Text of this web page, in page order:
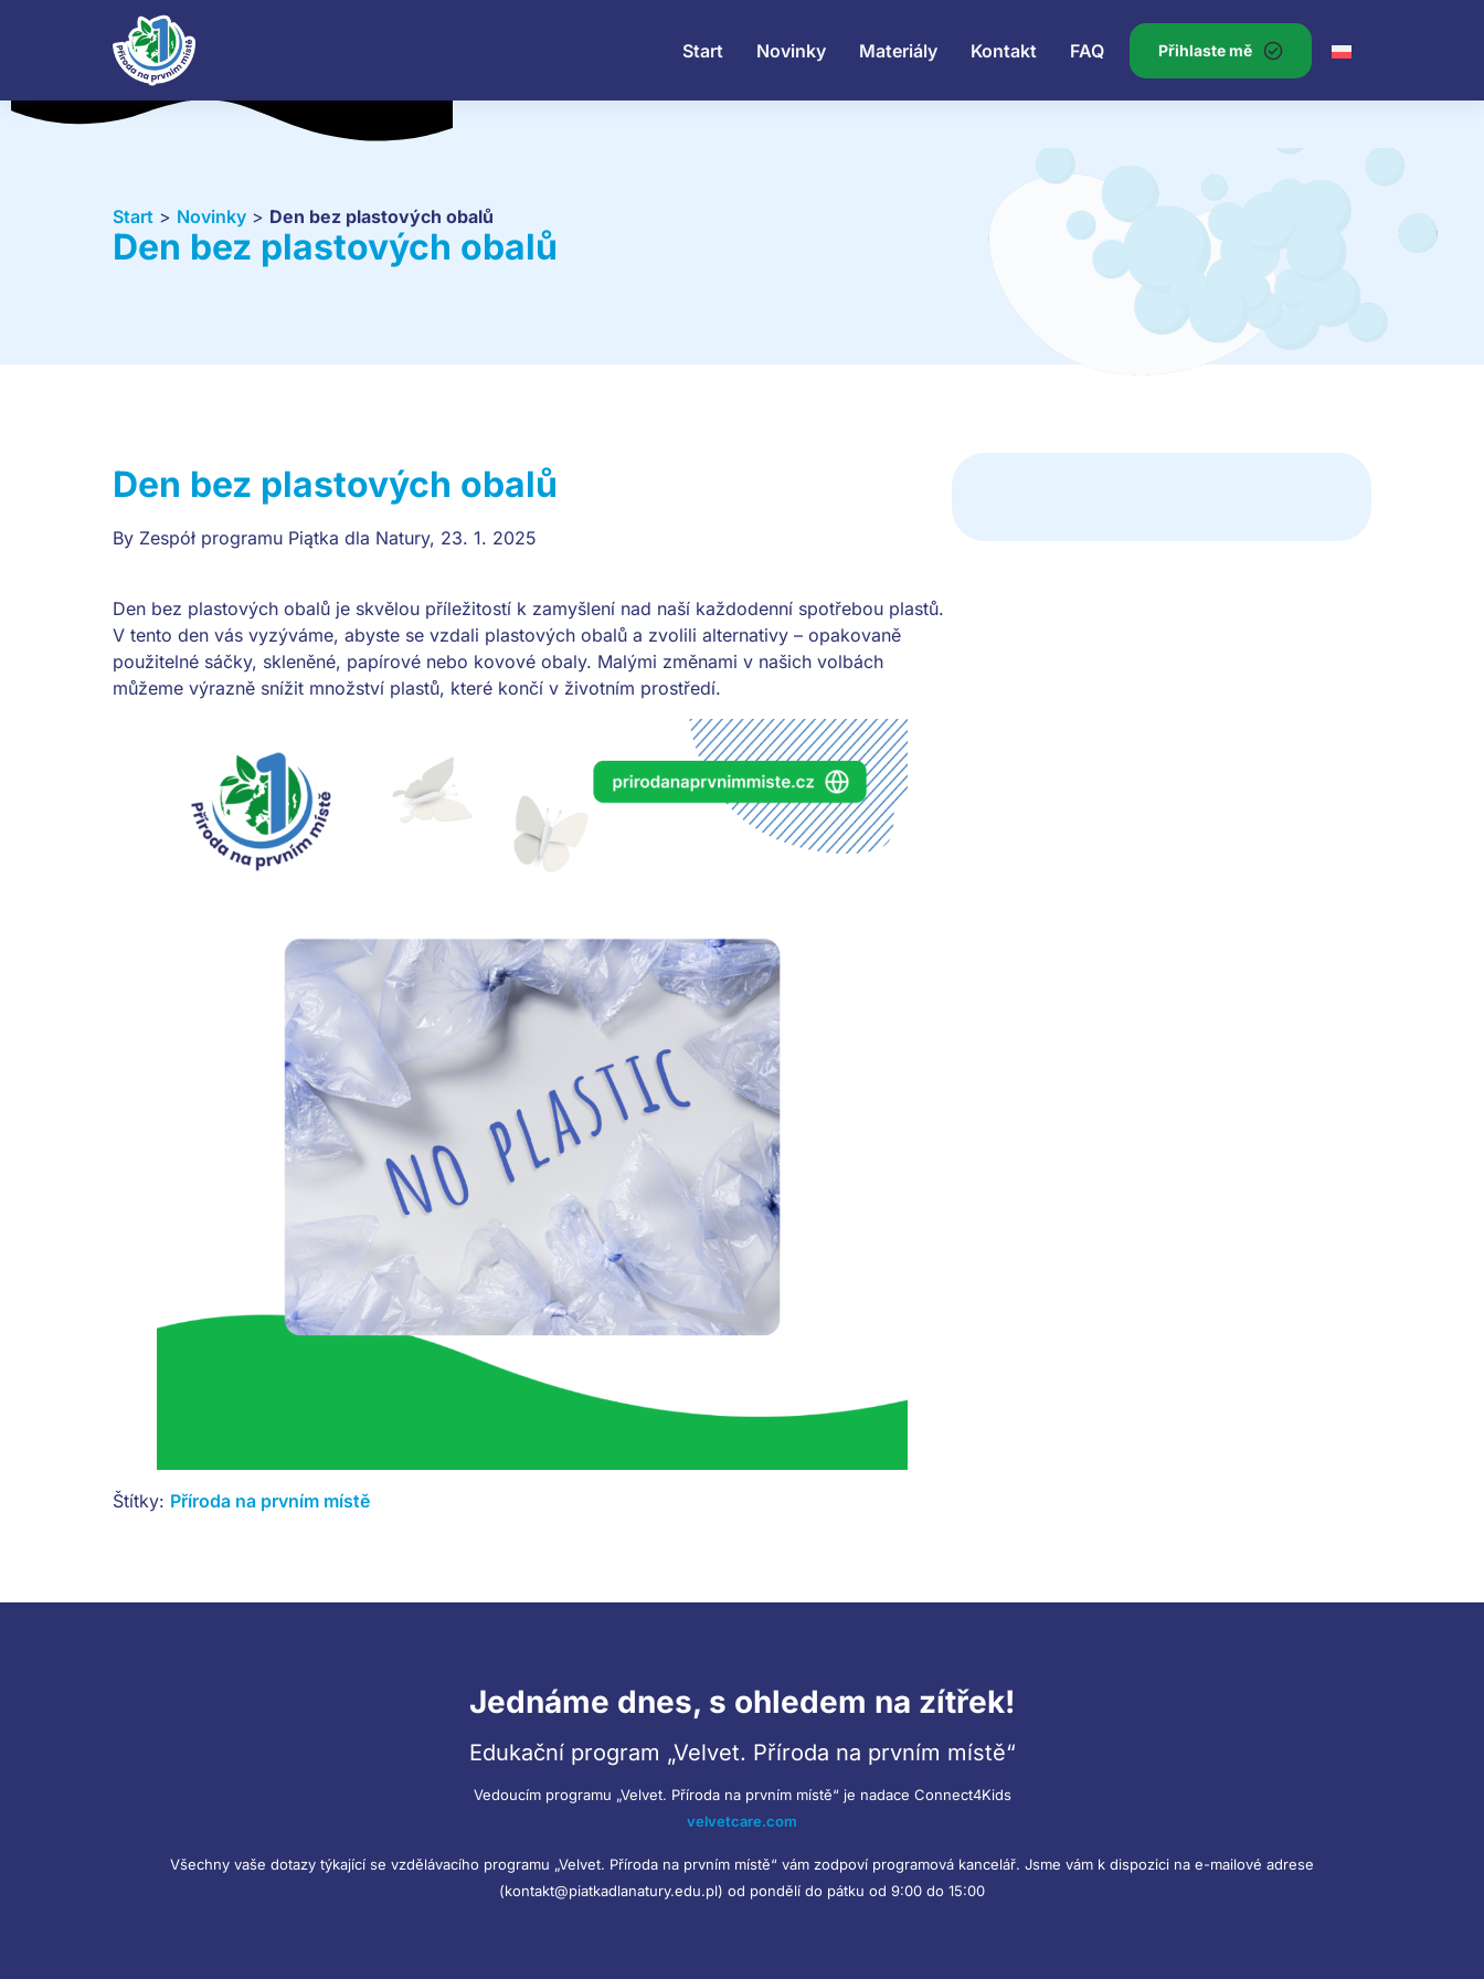
Start Novinky Materiály Kontakt FAQ Přihlaste mě
Start > Novinky > Den bez plastových obalů
Den bez plastových obalů
Den bez plastových obalů
By Zespół programu Piątka dla Natury, 23. 1. 2025
Den bez plastových obalů je skvělou příležitostí k zamyšlení nad naší každodenní spotřebou plastů.
V tento den vás vyzýváme, abyste se vzdali plastových obalů a zvolili alternativy – opakovaně
použitelné sáčky, skleněné, papírové nebo kovové obaly. Malými změnami v našich volbách
můžeme výrazně snížit množství plastů, které končí v životním prostředí.
Štítky: Příroda na prvním místě
Jednáme dnes, s ohledem na zítřek!
Edukační program „Velvet. Příroda na prvním místě“
Vedoucím programu „Velvet. Příroda na prvním místě“ je nadace Connect4Kids
velvetcare.com
Všechny vaše dotazy týkající se vzdělávacího programu „Velvet. Příroda na prvním místě“ vám zodpoví programová kancelář. Jsme vám k dispozici na e-mailové adrese
(kontakt@piatkadlanatury.edu.pl) od pondělí do pátku od 9:00 do 15:00